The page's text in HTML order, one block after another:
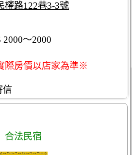
權路122巷3-3號
～2000
際房價以店家為準※
信
合法民宿